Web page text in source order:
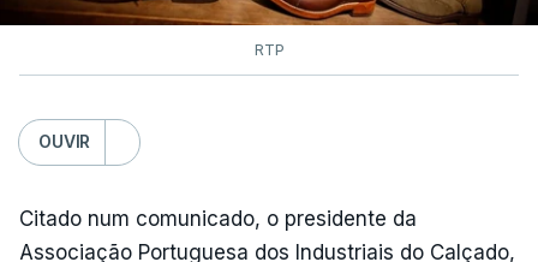
RTP
OUVIR
Citado num comunicado, o presidente da
Associação Portuguesa dos Industriais do Calçado,